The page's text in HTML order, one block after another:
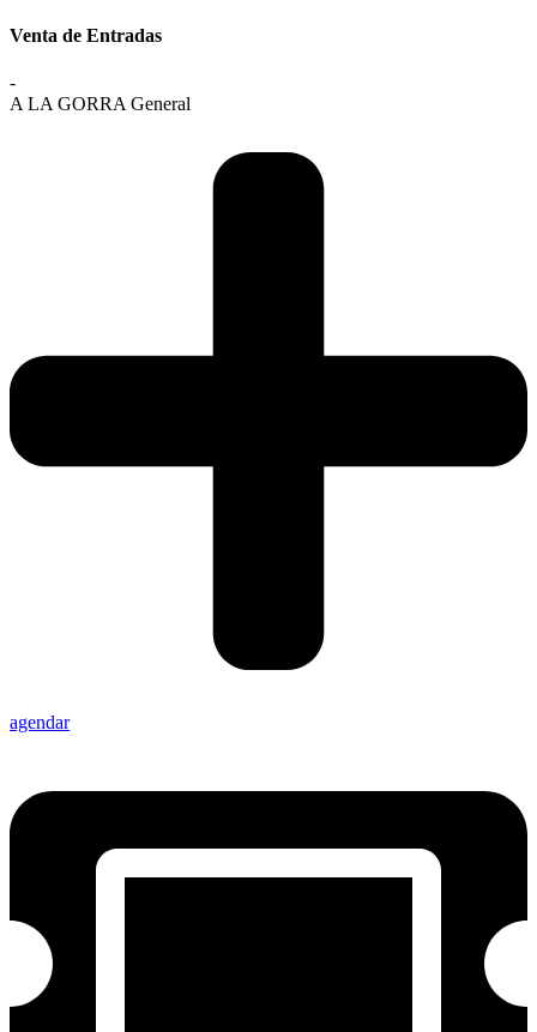
Venta de Entradas
-
A LA GORRA General
agendar